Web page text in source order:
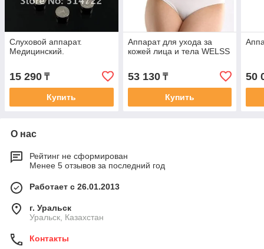
Слуховой аппарат.
Медицинский.
15 290 ₸
Купить
Аппарат для ухода за
кожей лица и тела WELSS
53 130₸
Купить
50
О нас
Рейтинг не сформирован
Менее 5 отзывов за последний год
Работает с 26.01.2013
г. Уральск
Уральск, Казахстан
Контакты